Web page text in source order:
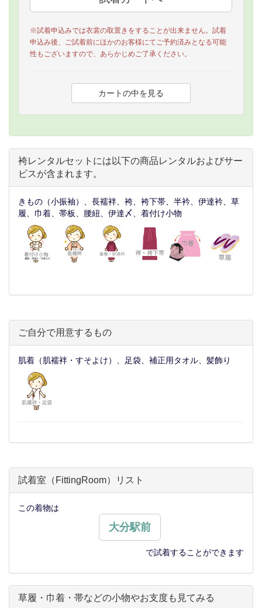
※試着申込みでは衣裳の取置きをすることが出来ません。試着
申込み後、ご試着前にほかのお客様にてご予約済みとなる可能
性もございますので、あらかじめご了承ください。
袴レンタルセットには以下の商品レンタルおよびサー
ビスが含まれます。
きもの（小振袖）、長襦袢、袴、袴下帯、半衿、伊達衿、草
履、巾着、帯板、腰紐、伊達〆、着付け小物
ご自分で用意するもの
肌着（肌襦袢・すそよけ）、足袋、補正用タオル、髪飾り
試着室（FittingRoom）リスト
この着物は
大分駅前
で試着することができます
草履・巾着・帯などの小物やお支度も見てみる